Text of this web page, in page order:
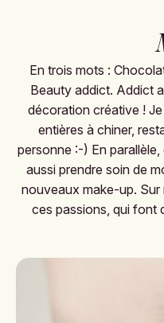
En trois mots :
Beauty addict. Addict
décoration créative !
entières à chiner,
personne :-) En
aussi prendre soin de
nouveaux make-up.
ces passions, qui font